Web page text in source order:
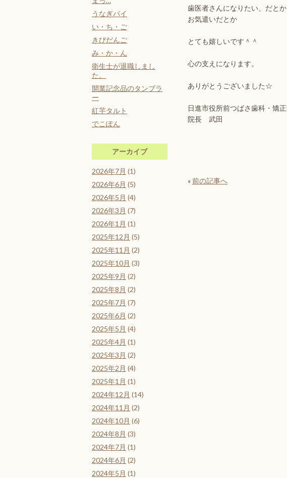
歯医者さんになりたい、だとか
お気遣いだとか
とても嬉しいです＾＾
心の支えになります。
ありがとうございました☆
日進市役所前つばさ歯科・矯
院長 武田
«前の記事へ
うなぎパイ
い・ち・ご
きびだんご
み・か・ん
衛生士が退職しまし
た。
開業記念品のタンブラ
ー
紅芋タルト
でこぽん
アーカイブ
2026年7月 (1)
2026年6月 (5)
2026年5月 (4)
2026年3月 (7)
2026年1月 (1)
2025年12月 (5)
2025年11月 (2)
2025年10月 (3)
2025年9月 (2)
2025年8月 (2)
2025年7月 (7)
2025年6月 (2)
2025年5月 (4)
2025年4月 (1)
2025年3月 (2)
2025年2月 (4)
2025年1月 (1)
2024年12月 (14)
2024年11月 (2)
2024年10月 (6)
2024年8月 (3)
2024年7月 (1)
2024年6月 (2)
2024年5月 (1)